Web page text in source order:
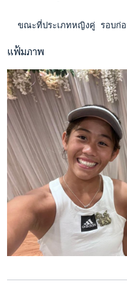
ขณะที่ประเภทหญิงคู่ รอบก่
แฟ้มภาพ